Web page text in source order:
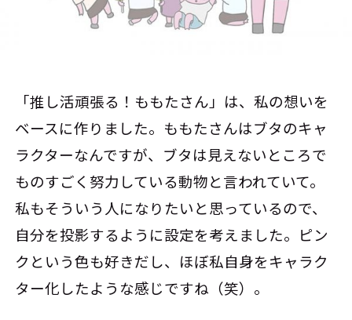
「推し活頑張る！ももたさん」は、私の想いを
ベースに作りました。ももたさんはブタのキャ
ラクターなんですが、ブタは見えないところで
ものすごく努力している動物と言われていて。
私もそういう人になりたいと思っているので、
自分を投影するように設定を考えました。ピン
クという色も好きだし、ほぼ私自身をキャラク
ター化したような感じですね（笑）。